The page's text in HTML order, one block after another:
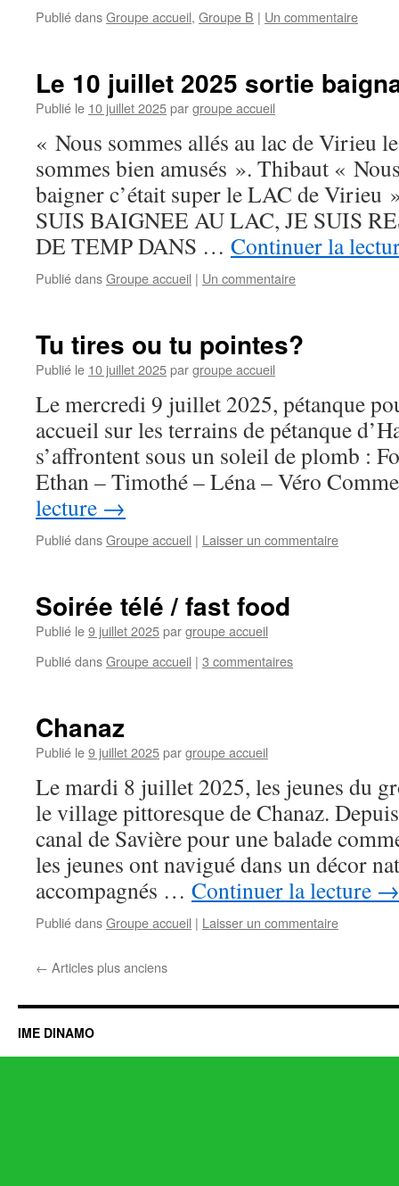
Publié dansGroupe accueil, Groupe B | Un commentaire
Le 10 juillet 2025 sortie
Publié le 10 juillet 2025pargroupe accueil
« Nous sommes allés au lac de Virieu
sommes bien amusés ». Thibaut «
baigner c’était super le LAC de
SUIS BAIGNEE AU LAC, JE SUIS
DE TEMP DANS … Continuer la
Publié dansGroupe accueil | Un commentaire
Tu tires ou tu pointes?
Publié le 10 juillet 2025pargroupe accueil
Le mercredi 9 juillet 2025, pétanque
accueil sur les terrains de pétanque
s’affrontent sous un soleil de plomb :
Ethan – Timothé – Léna – Véro
lecture →
Publié dansGroupe accueil | Laisser un commentaire
Soirée télé / fast food
Publié le9 juillet 2025pargroupe accueil
Publié dansGroupe accueil | 3 commentaires
Chanaz
Publié le9 juillet 2025pargroupe accueil
Le mardi 8 juillet 2025, les jeunes du
le village pittoresque de Chanaz.
canal de Savière pour une balade
les jeunes ont navigué dans un décor
accompagnés … Continuer la lecture →
Publié dansGroupe accueil | Laisser un commentaire
← Articles plus anciens
IME DINAMO